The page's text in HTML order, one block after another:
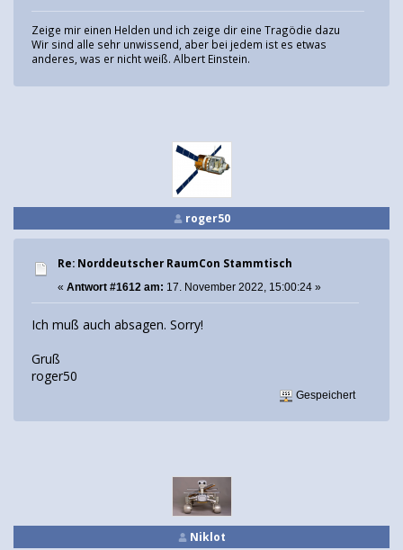
Zeige mir einen Helden und ich zeige dir eine Tragödie dazu
Wir sind alle sehr unwissend, aber bei jedem ist es etwas
anderes, was er nicht weiß. Albert Einstein.
roger50
Re: Norddeutscher RaumCon Stammtisch
« Antwort #1612 am: 17. November 2022, 15:00:24 »
Ich muß auch absagen. Sorry!
Gruß
roger50
Gespeichert
Niklot